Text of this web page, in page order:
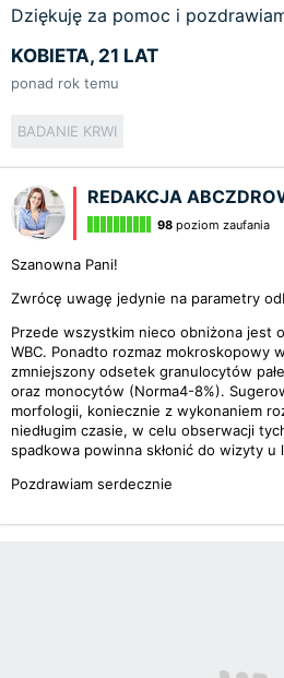
Dziękuję za pomoc i
KOBIETA, 21 LAT
ponad rok temu
BADANIE KRWI
REDAKCJA
98 poziom zaufania
Szanowna Pani!
Zwrócę uwagę jedynie na parametry
Przede wszystkim nieco obniżona jest
WBC. Ponadto rozmaz mokroskopowy
zmniejszony odsetek granulocytów
oraz monocytów (Norma4-8%).
morfologii, koniecznie z wykonaniem
niedługim czasie, w celu obserwacji
spadkowa powinna skłonić do wizyty u
Pozdrawiam serdecznie